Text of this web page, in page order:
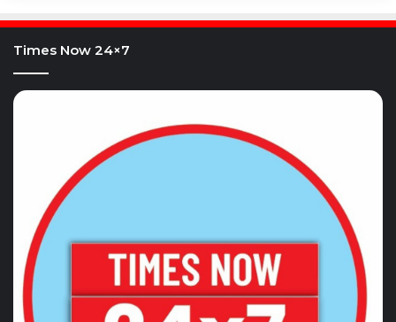
Times Now 24×7